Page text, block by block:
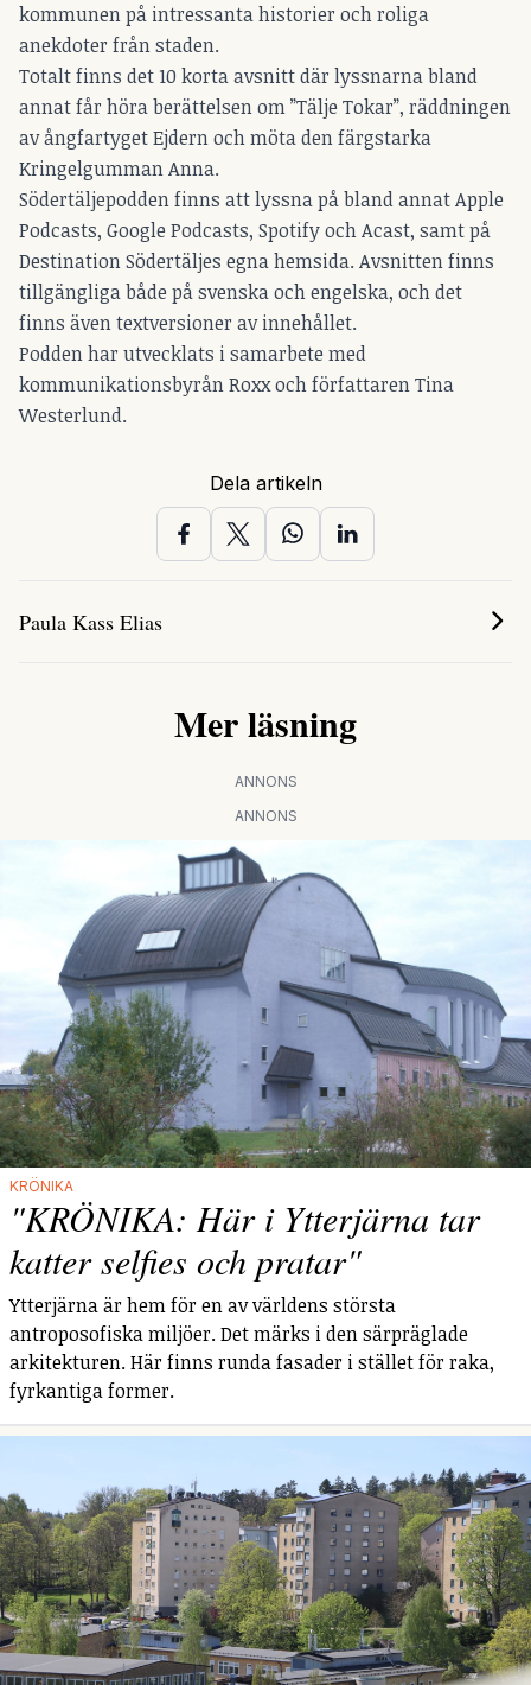
kommunen på intressanta historier och roliga
anekdoter från staden.
Totalt finns det 10 korta avsnitt där lyssnarna bland
annat får höra berättelsen om ”Tälje Tokar”, räddningen
av ångfartyget Ejdern och möta den färgstarka
Kringelgumman Anna.
Södertäljepodden finns att lyssna på bland annat Apple
Podcasts, Google Podcasts, Spotify och Acast, samt på
Destination Södertäljes egna hemsida. Avsnitten finns
tillgängliga både på svenska och engelska, och det
finns även textversioner av innehållet.
Podden har utvecklats i samarbete med
kommunikationsbyrån Roxx och författaren Tina
Westerlund.
Dela artikeln
Paula Kass Elias
Mer läsning
ANNONS
ANNONS
KRÖNIKA
"KRÖNIKA: Här i Ytterjärna tar
katter selfies och pratar"
Ytterjärna är hem för en av världens största
antroposofiska miljöer. Det märks i den särpräglade
arkitekturen. Här finns runda fasader i stället för raka,
fyrkantiga former.